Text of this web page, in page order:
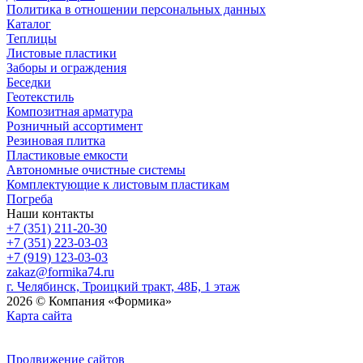
Политика в отношении персональных данных
Каталог
Теплицы
Листовые пластики
Заборы и ограждения
Беседки
Геотекстиль
Композитная арматура
Розничный ассортимент
Резиновая плитка
Пластиковые емкости
Автономные очистные системы
Комплектующие к листовым пластикам
Погреба
Наши контакты
+7 (351) 211-20-30
+7 (351) 223-03-03
+7 (919) 123-03-03
zakaz@formika74.ru
г. Челябинск, Троицкий тракт, 48Б, 1 этаж
2026 © Компания «Формика»
Карта сайта
Продвижение сайтов